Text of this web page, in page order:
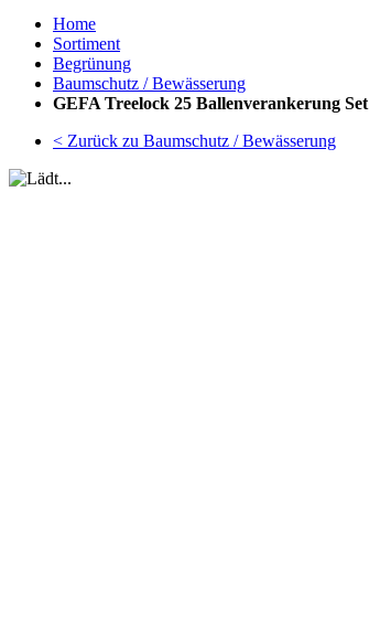
Home
Sortiment
Begrünung
Baumschutz / Bewässerung
GEFA Treelock 25 Ballenverankerung Set
< Zurück zu Baumschutz / Bewässerung